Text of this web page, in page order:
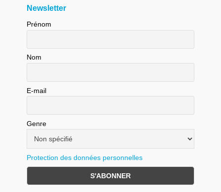
Newsletter
Prénom
Nom
E-mail
Genre
Protection des données personnelles